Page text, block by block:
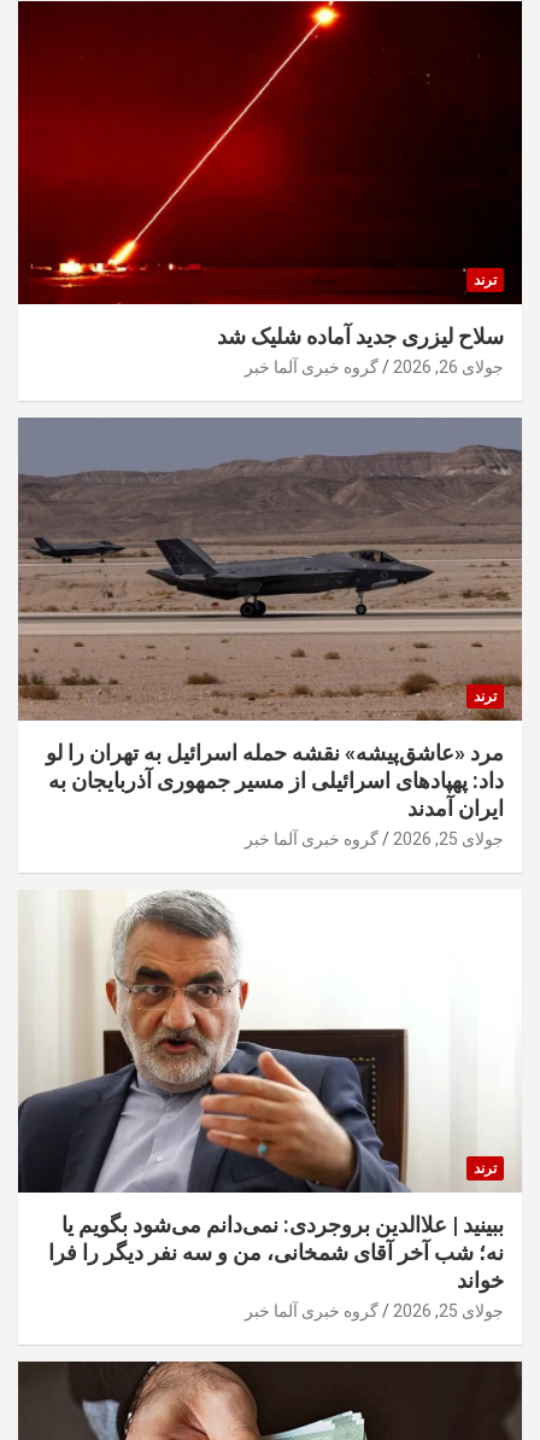
ترند
سلاح لیزری جدید آماده شلیک شد
جولای 26, 2026 گروه خبری آلما خبر
ترند
مرد «عاشق‌پیشه» نقشه حمله اسرائیل به تهران را لو
داد: پهپادهای اسرائیلی از مسیر جمهوری آذربایجان به
ایران آمدند
جولای 25, 2026 گروه خبری آلما خبر
ترند
ببینید | علاالدین بروجردی: نمی‌دانم می‌شود بگویم یا
نه؛ شب آخر آقای شمخانی، من و سه نفر دیگر را فرا
خواند
جولای 25, 2026 گروه خبری آلما خبر